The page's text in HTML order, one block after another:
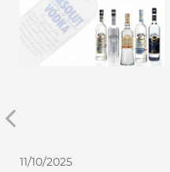
11/10/2025